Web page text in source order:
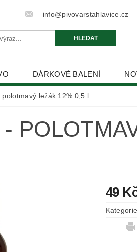
info@pivovarstahlavice.cz
DÁRKOVÉ BALENÍ
OSOBNÍCH ÚDAJŮ
ležák 12% 0,5 l
49
Kategorie